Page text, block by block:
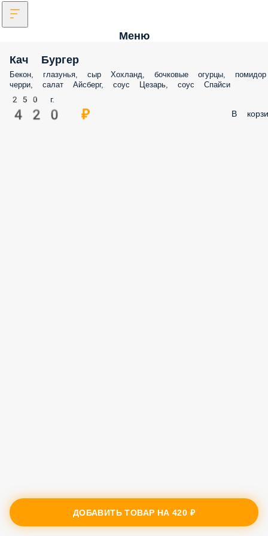
Меню
Кач Бургер
Бекон, глазунья, сыр Хохланд, бочковые огурцы, помидор
черри, салат Айсберг, соус Цезарь, соус Спайси
250 г.
420 ₽ В
ДОБАВИТЬ ТОВАР НА420 ₽